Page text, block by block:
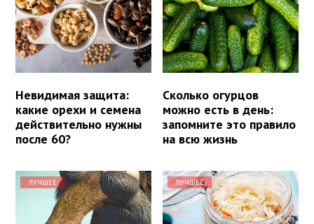
Невидимая защита:
какие орехи и семена
действительно нужны
после 60?
Сколько огурцов
можно есть в день:
запомните это правило
на всю жизнь
ЛУЧШЕЕ ЛУЧШЕЕ